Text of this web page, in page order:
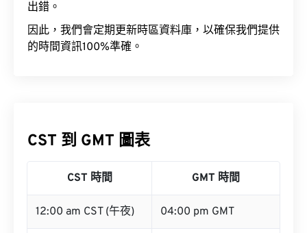
出錯。
因此，我們會定期更新時區資料庫，以確保我們提供
的時間資訊100%準確。
CST 到 GMT 圖表
CST 時間 GMT 時間
12:00 am CST (午夜) 04:00 pm GMT